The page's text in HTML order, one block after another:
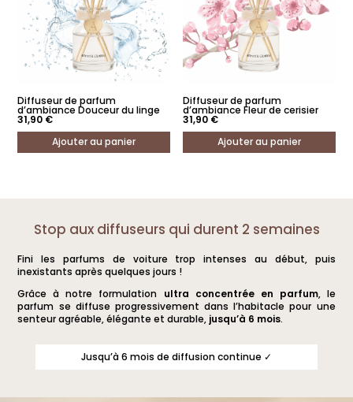
Diffuseur de parfum
d’ambiance Douceur du linge
31,90 €
Ajouter au panier
Diffuseur de parfum
d’ambiance Fleur de cerisier
31,90 €
Ajouter au panier
Stop aux diffuseurs qui durent 2 semaines
Fini les parfums de voiture trop intenses au début, puis
inexistants après quelques jours !
Grâce à notre formulation ultra concentrée en parfum, le
parfum se diffuse progressivement dans l’habitacle pour une
senteur agréable, élégante et durable, jusqu’à 6 mois.
Jusqu’à 6 mois de diffusion continue ✓